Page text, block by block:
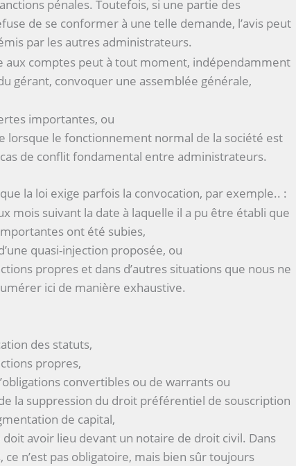
pénales. Toutefois, si une partie des
de se conformer à une telle demande, l’avis peut
par les autres administrateurs.
aux comptes peut à tout moment, indépendamment
gérant, convoquer une assemblée générale,
importantes, ou
lorsque le fonctionnement normal de la société est
de conflit fondamental entre administrateurs.
la loi exige parfois la convocation, par exemple.. :
mois suivant la date à laquelle il a pu être établi que
ont été subies,
quasi-injection proposée, ou
propres et dans d’autres situations que nous ne
ici de manière exhaustive.
des statuts,
propres,
convertibles ou de warrants ou
la suppression du droit préférentiel de souscription
de capital,
doit avoir lieu devant un notaire de droit civil. Dans
ce n’est pas obligatoire, mais bien sûr toujours